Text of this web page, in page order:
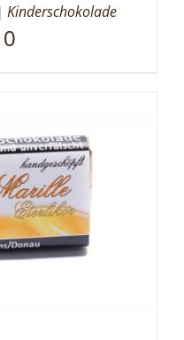
Kinderschokolade